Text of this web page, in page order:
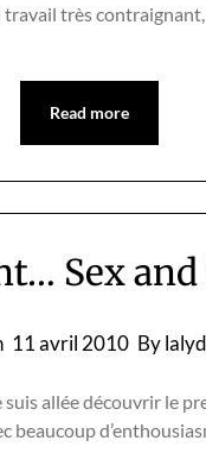
très
Read more
Sex
11 avril 2010 By
allée découvrir le
beaucoup